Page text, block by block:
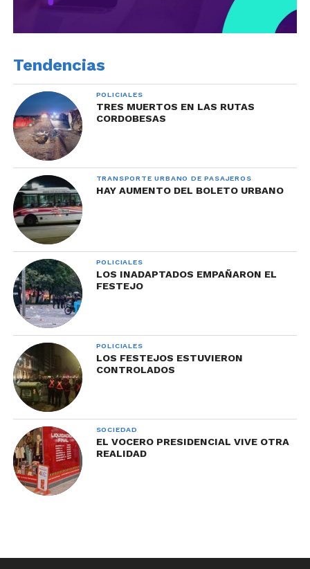
Tendencias
POLICIALES
TRES MUERTOS EN LAS RUTAS
CORDOBESAS
TRANSPORTE URBANO DE PASAJEROS
HAY AUMENTO DEL BOLETO URBANO
POLICIALES
LOS INADAPTADOS EMPAÑARON EL
FESTEJO
POLICIALES
LOS FESTEJOS ESTUVIERON
CONTROLADOS
SOCIEDAD
EL VOCERO PRESIDENCIAL VIVE OTRA
REALIDAD